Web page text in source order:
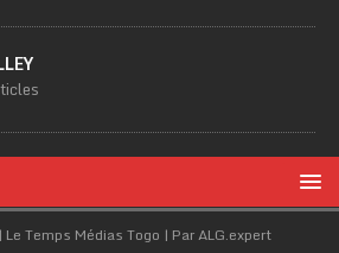
Temps Médias Togo | Par ALG.expert